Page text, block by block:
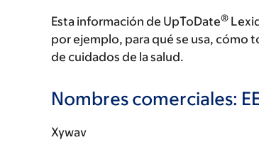
Esta información de UpToDate®
por ejemplo, para qué se usa, cómo
de cuidados de la salud.
Nombres comerciales:
Xywav